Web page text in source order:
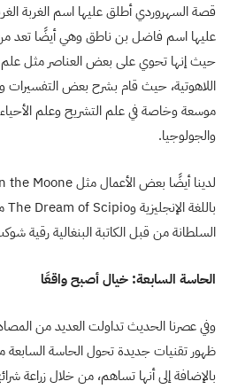
قصة السهروردي أطلق عليها اسم الغربة
عليها اسم فاضل بن ناطق وهي أيضًا تعد
حيث إنها تحوي على بعض العناصر مثل
اللاهوتية، حيث قام بشرح بعض التفسيرات
موسعة وخاصة في علم التشريح وعلم
والجولوجيا.
لدينا أيضًا بعض الأعمال مثلthe Moone
باللغة الإنجليزية وThe Dream of Scipio
السلطانة من قبل الكاتبة البنغالية رقية شوكت
الحاسة السابعة: خيال أصبح واقعًا
وفي عصرنا الحديث تداولت العديد من المصادر
ظهور تقنيات جديدة تحول الحاسة السابعة
بالإضافة إلى أنها تساهم، من خلال زراعة